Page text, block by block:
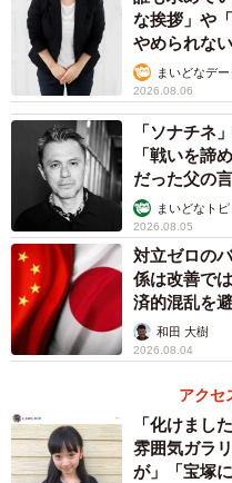
な挨拶」や
やめられな
まいどなデー
2026.08.06
「ソナチネ
「戦いを諦
だった父の
まいどなトピ
2026.08.05
対立ゼロの
係は改善で
済的混乱を
和田 大樹
2026.08.04
アクセ
「化けまし
雰囲気ガラ
が」「宝塚